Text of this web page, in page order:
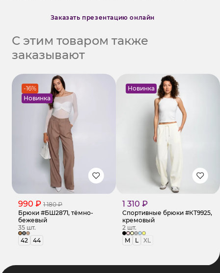
Заказать презентацию онлайн
С этим товаром также
заказывают
-16%
Новинка
990 ₽ 1 180 ₽
Брюки #БШ2871, тёмно-
бежевый
35 шт.
42
44
Новинка
1 310 ₽
Спортивные брюки #КТ9925,
кремовый
2 шт.
M
L XL